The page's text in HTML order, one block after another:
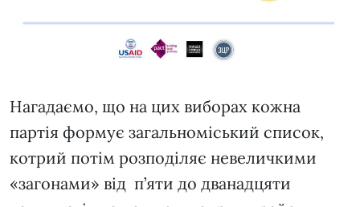
Нагадаємо, що на цих виборах кожна
партія формує загальноміський список,
котрий потім розподіляє невеличкими
«загонами» від п’яти до дванадцяти